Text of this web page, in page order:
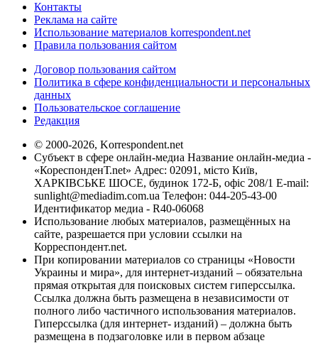
Контакты
Реклама на сайте
Использование материалов korrespondent.net
Правила пользования сайтом
Договор пользования сайтом
Политика в сфере конфиденциальности и персональных
данных
Пользовательское соглашение
Редакция
© 2000-2026, Korrespondent.net
Субъект в сфере онлайн-медиа Название онлайн-медиа -
«КореспонденТ.net» Адрес: 02091, місто Київ,
ХАРКІВСЬКЕ ШОСЕ, будинок 172-Б, офіс 208/1 E-mail:
sunlight@mediadim.com.ua Телефон: 044-205-43-00
Идентификатор медиа - R40-06068
Использование любых материалов, размещённых на
сайте, разрешается при условии ссылки на
Корреспондент.net.
При копировании материалов со страницы «Новости
Украины и мира», для интернет-изданий – обязательна
прямая открытая для поисковых систем гиперссылка.
Ссылка должна быть размещена в независимости от
полного либо частичного использования материалов.
Гиперссылка (для интернет- изданий) – должна быть
размещена в подзаголовке или в первом абзаце